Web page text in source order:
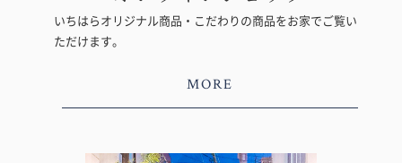
いちはらオリジナル商品・こだわりの商品をお家でご覧い
ただけます。
MORE